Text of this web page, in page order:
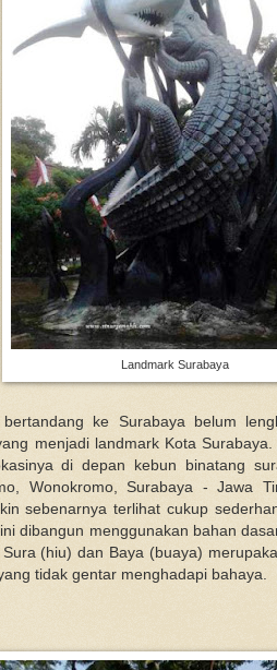
Landmark Surabaya
ke Surabaya belum
menjadi landmark Kota
di depan kebun binatang
Wonokromo, Surabaya - Jawa
sebenarnya terlihat cukup
dibangun menggunakan bahan
(hiu) dan Baya (buaya)
tidak gentar menghadapi bahaya.